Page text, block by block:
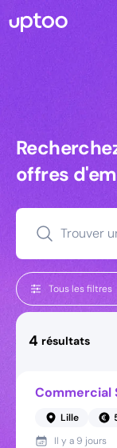
offres
Trouver
Tous les filtres
4 résultats
Commercial
Lille
Il y a 9 jours